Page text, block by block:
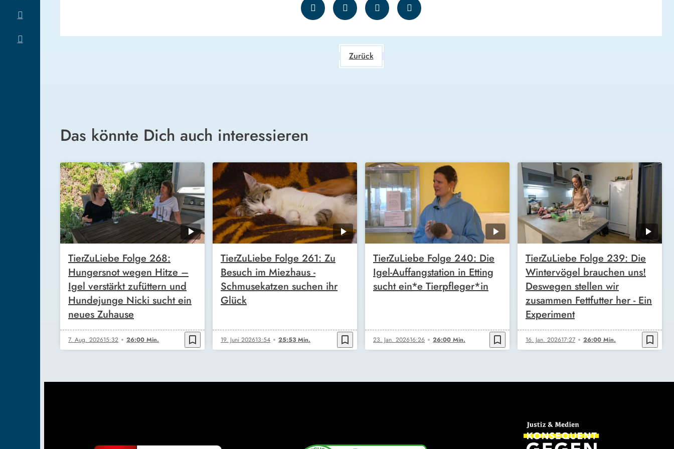
Zurück
Das könnte Dich auch interessieren
TierZuLiebe Folge 268:
Hungersnot wegen Hitze –
Igel verstärkt zufüttern und
Hundejunge Nicki sucht ein
neues Zuhause
7. Aug. 202615:32 26:00 Min. bookmark_border
TierZuLiebe Folge 261: Zu
Besuch im Miezhaus -
Schmusekatzen suchen ihr
Glück
19. Juni 202613:54 25:53 Min. bookmark_border
TierZuLiebe Folge 240: Die
Igel-Auffangstation in Etting
sucht ein*e Tierpfleger*in
23. Jan. 202616:26 26:00 Min. bookmark_border
TierZuLiebe Folge 239: Die
Wintervögel brauchen uns!
Deswegen stellen wir
zusammen Fettfutter her - Ein
Experiment
16. Jan. 202617:27 26:00 Min. bookmark_border